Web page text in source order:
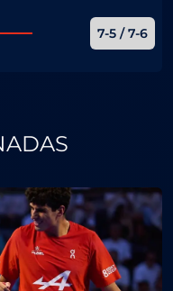
7-5 / 7-6